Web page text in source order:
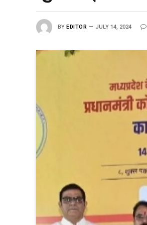
BY EDITOR JULY 14, 2024